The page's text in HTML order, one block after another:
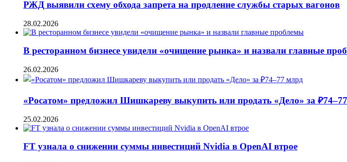
РЖД выявили схему обхода запрета на продление службы старых вагонов
28.02.2026
В ресторанном бизнесе увидели «очищение рынка» и назвали главные
26.02.2026
«Росатом» предложил Шишкареву выкупить или продать «Дело» за
25.02.2026
FT узнала о снижении суммы инвестиций Nvidia в OpenAI втрое